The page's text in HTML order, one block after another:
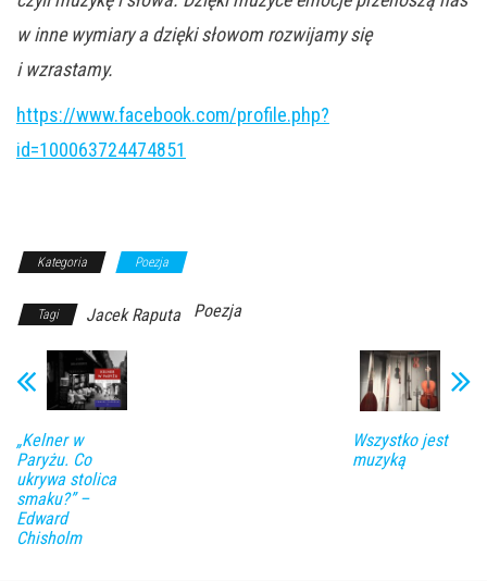
w inne wymiary a dzięki słowom rozwijamy się
i wzrastamy.
https://www.facebook.com/profile.php?
id=100063724474851
Kategoria Poezja
Tagi Jacek Raputa Poezja
„Kelner w
Paryżu. Co
ukrywa stolica
smaku?” –
Edward
Chisholm
Wszystko jest
muzyką